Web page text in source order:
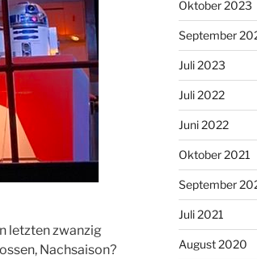
letzten zwanzig
Nachsaison?
Oktober 2023
September
Juli 2023
Juli 2022
Juni 2022
Oktober 2021
September
Juli 2021
August 2020